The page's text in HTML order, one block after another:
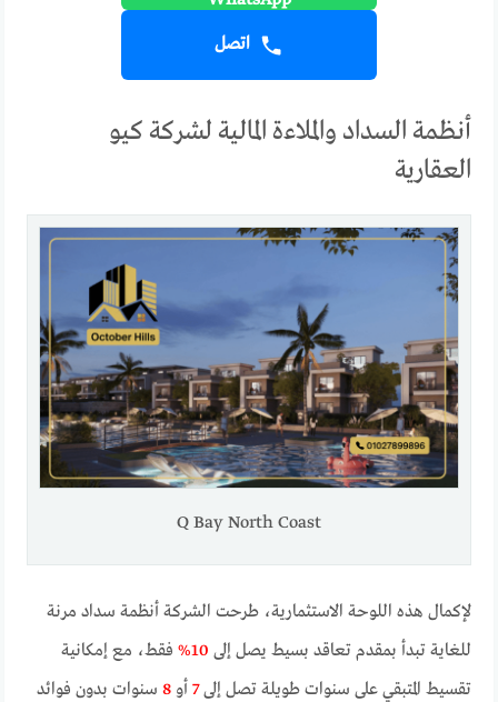
اتصل
أنظمة السداد والملاءة المالية لشركة كيو
العقارية
Q Bay North Coast
لإكمال هذه اللوحة الاستثمارية، طرحت الشركة أنظمة سداد مرنة
للغاية تبدأ بمقدم تعاقد بسيط يصل إلى 10%
فقط، مع إمكانية
تقسيط المتبقي على سنوات طويلة تصل إلى7 أو8 سنوات بدون فوائد